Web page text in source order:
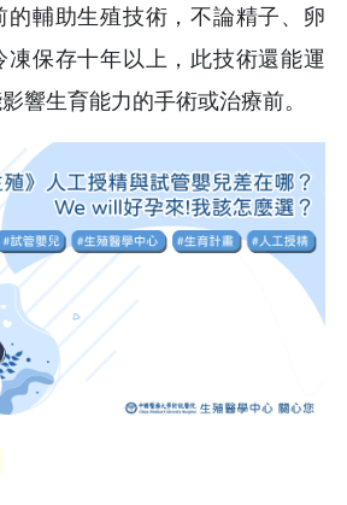
的輔助生殖技術，不論精子、卵
凍保存十年以上，此技術還能運
響生育能力的手術或治療前。